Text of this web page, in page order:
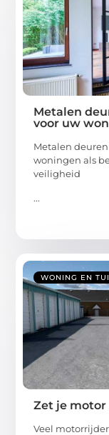
Metalen
voor uw
Metalen
woningen als
veiligheid
...
WONING EN
Zet je motor
Veel